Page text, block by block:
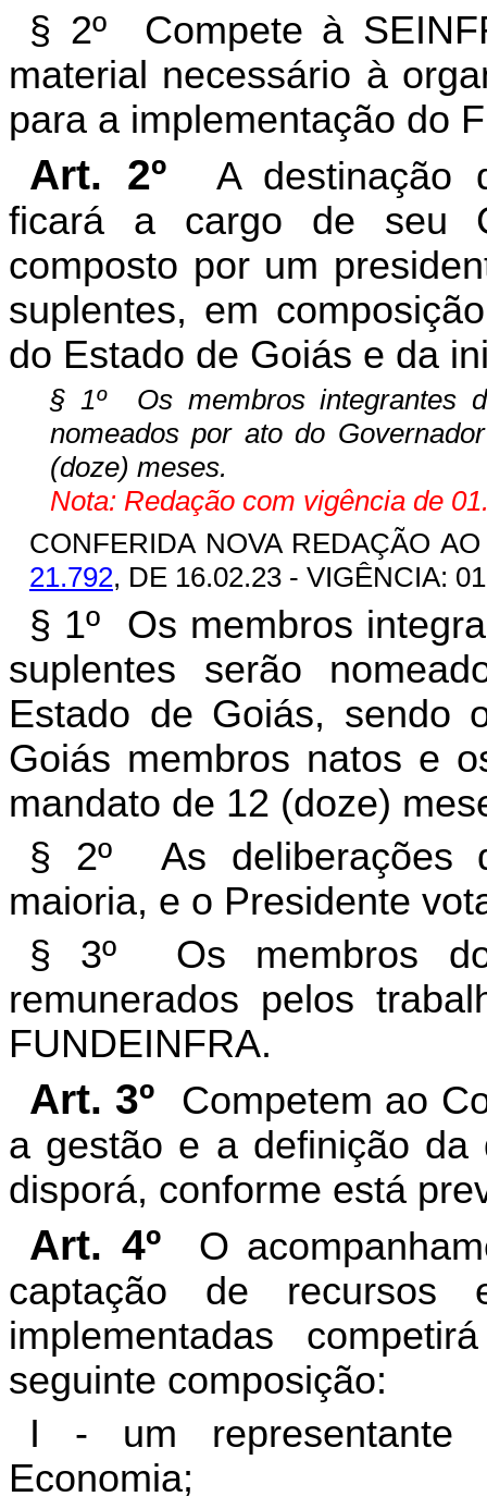
§ 2º Compete à
material necessário à
para a implementação do
Art. 2º
A destinação
ficará a cargo de seu
composto por um
suplentes, em
do Estado de Goiás e da
§ 1º Os membros integrantes
nomeados por ato do
(doze) meses.
Nota: Redação com vigência de
CONFERIDA NOVA REDAÇÃO
21.792, DE 16.02.23 - VIGÊNCIA:
§ 1º Os membros
suplentes serão
Estado de Goiás, sendo
Goiás membros natos e
mandato de 12 (doze)
§ 2º As deliberações
maioria, e o Presidente
§ 3º Os membros
remunerados pelos
FUNDEINFRA.
Art. 3º
Competem ao
a gestão e a definição da
disporá, conforme está
Art. 4º
O
captação de recursos
implementadas
seguinte composição:
I - um representante
Economia;